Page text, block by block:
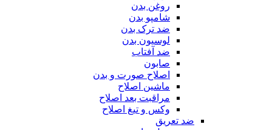
روغن بدن
شامپو بدن
ضد ترک بدن
لوسیون بدن
ضد آفتاب
صابون
اصلاح صورت و بدن
ماشین اصلاح
مراقبت بعد اصلاح
وکس و تیغ اصلاح
ضد تعریق